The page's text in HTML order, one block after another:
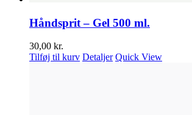
Håndsprit – Gel 500 ml.
30,00 kr.
Tilføj til kurv Detaljer Quick View